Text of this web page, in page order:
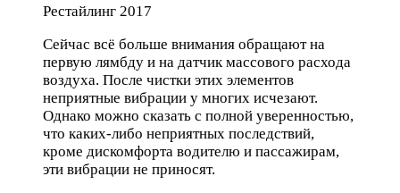
Рестайлинг 2017
Сейчас всё больше внимания обращают на
первую лямбду и на датчик массового расхода
воздуха. После чистки этих элементов
неприятные вибрации у многих исчезают.
Однако можно сказать с полной уверенностью,
что каких-либо неприятных последствий,
кроме дискомфорта водителю и пассажирам,
эти вибрации не приносят.